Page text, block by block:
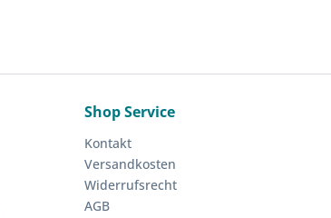
Shop Service
Kontakt
Versandkosten
Widerrufsrecht
AGB